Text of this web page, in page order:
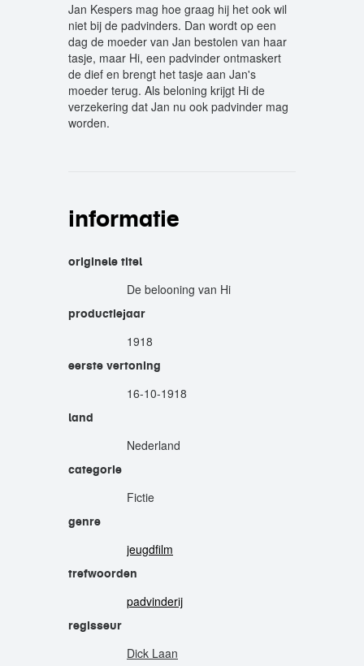
Jan Kespers mag hoe graag hij het ook wil
niet bij de padvinders. Dan wordt op een
dag de moeder van Jan bestolen van haar
tasje, maar Hi, een padvinder ontmaskert
de dief en brengt het tasje aan Jan's
moeder terug. Als beloning krijgt Hi de
verzekering dat Jan nu ook padvinder mag
worden.
informatie
originele titel
De belooning van Hi
productiejaar
1918
eerste vertoning
16-10-1918
land
Nederland
categorie
Fictie
genre
jeugdfilm
trefwoorden
padvinderij
regisseur
Dick Laan